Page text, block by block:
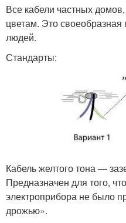
Все кабели частных
цветам. Это
людей.
Стандарты:
Кабель желтого тона —
Предназначен для того,
электроприбора не было
дрожью».